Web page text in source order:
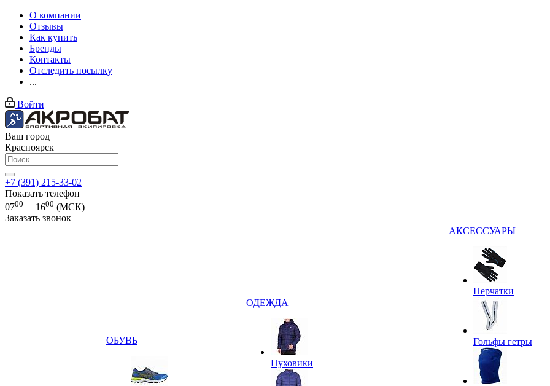
О компании
Отзывы
Как купить
Бренды
Контакты
Отследить посылку
...
Войти
Ваш город
Красноярск
+7 (391) 215-33-02
Показать телефон
0700 —1600 (МСК)
Заказать звонок
ОБУВЬ
ОДЕЖДА
Пуховики
АКСЕССУАРЫ
Перчатки
Гольфы гетры